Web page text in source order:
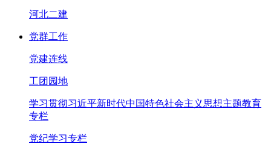
河北二建
党群工作
党建连线
工团园地
学习贯彻习近平新时代中国特色社会主义思想主题教育
专栏
党纪学习专栏